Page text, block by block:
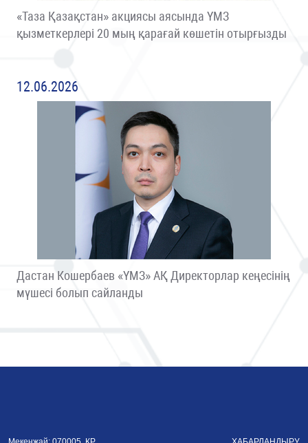
«Таза Қазақстан» акциясы аясында ҮМЗ
қызметкерлері 20 мың қарағай көшетін отырғызды
12.06.2026
Дастан Кошербаев «ҮМЗ» АҚ Директорлар кеңесінің
мүшесі болып сайланды